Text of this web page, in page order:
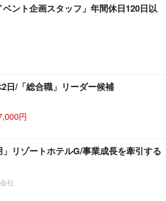
ント企画スタッフ」年間休日120日以
日/「総合職」リーダー候補
円
」リゾートホテルG/事業成長を牽引する
社